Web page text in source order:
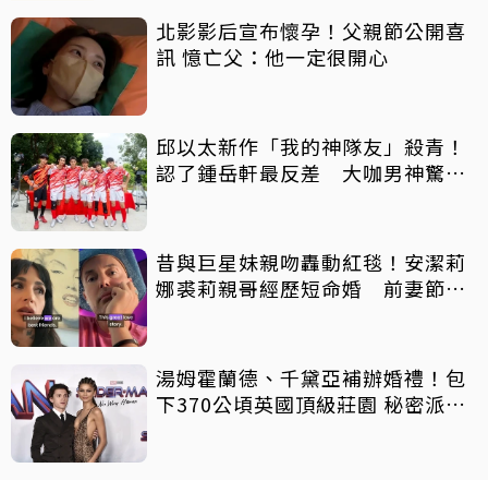
北影影后宣布懷孕！父親節公開喜
訊 憶亡父：他一定很開心
邱以太新作「我的神隊友」殺青！
認了鍾岳軒最反差 大咖男神驚喜
昔與巨星妹親吻轟動紅毯！安潔莉
娜裘莉親哥經歷短命婚 前妻節目
湯姆霍蘭德、千黛亞補辦婚禮！包
下370公頃英國頂級莊園 秘密派對